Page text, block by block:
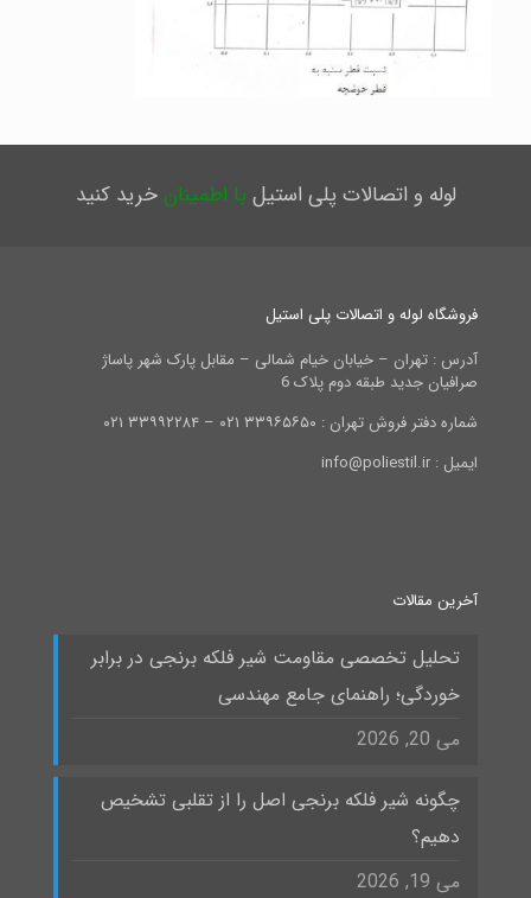
لوله و اتصالات پلی استیل با اطمینانخرید کنید
فروشگاه لوله و اتصالات پلی استیل
آدرس : تهران – خیابان خیام شمالی – مقابل پارک شهر پاساژ
صرافیان جدید طبقه دوم پلاک 6
شماره دفتر فروش تهران : ۳۳۹۶۵۶۵۰ ۰۲۱ – ۳۳۹۹۲۲۸۴ ۰۲۱
ایمیل : info@poliestil.ir
آخرین مقالات
تحلیل تخصصی مقاومت شیر فلکه برنجی در برابر
خوردگی؛ راهنمای جامع مهندسی
می 20, 2026
چگونه شیر فلکه برنجی اصل را از تقلبی تشخیص
دهیم؟
می 19, 2026